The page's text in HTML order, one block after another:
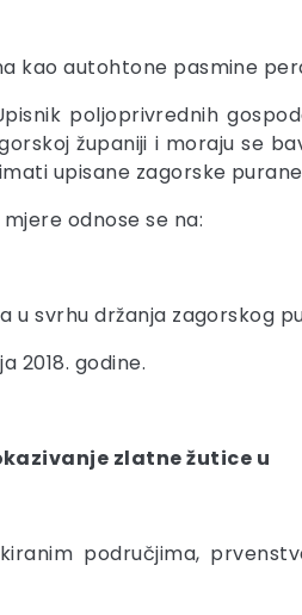
kao autohtone pasmine
poljoprivrednih
županiji i moraju se
upisane zagorske purane
odnose se na:
svrhu držanja zagorskog
2018. godine.
zlatne žutice u
područjima,